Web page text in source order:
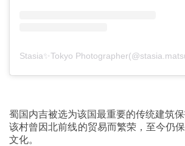
蜀国内吉被选为该国最重要的传统建筑保
该村曾因北前线的贸易而繁荣，至今仍
文化。